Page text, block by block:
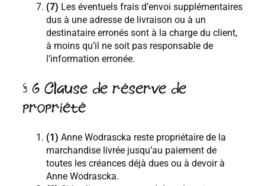
(7) Les éventuels frais d’envoi supplémentaires
dus à une adresse de livraison ou à un
destinataire erronés sont à la charge du client,
à moins qu’il ne soit pas responsable de
l’information erronée.
§ 6 Clause de réserve de
propriété
(1) Anne Wodrascka reste propriétaire de la
marchandise livrée jusqu’au paiement de
toutes les créances déjà dues ou à devoir à
Anne Wodrascka.